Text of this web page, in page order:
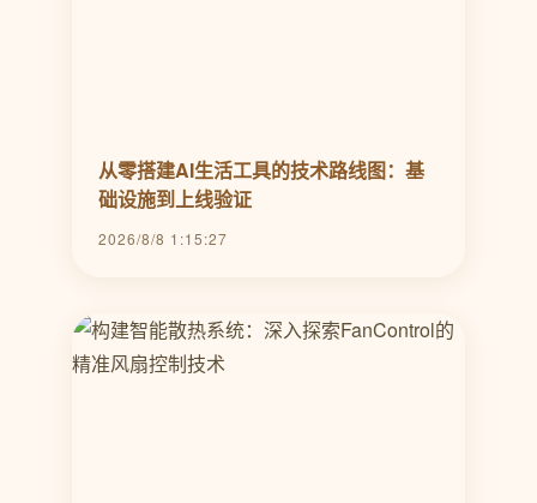
从零搭建AI生活工具的技术路线图：基
础设施到上线验证
2026/8/8 1:15:27